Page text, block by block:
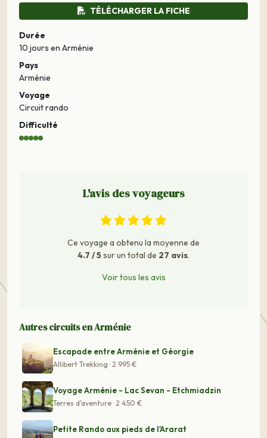
TÉLÉCHARGER LA FICHE
Durée
10 jours en Arménie
Pays
Arménie
Voyage
Circuit rando
Difficulté
L'avis des voyageurs
Ce voyage a obtenu la moyenne de
4.7 / 5sur un total de 27 avis.
Voir tous les avis
Autres circuits en Arménie
Escapade entre Arménie et Géorgie
Allibert Trekking · 2 995 €
Voyage Arménie - Lac Sevan - Etchmiadzin
Terres d'aventure · 2 450 €
Petite Rando aux pieds de l'Ararat